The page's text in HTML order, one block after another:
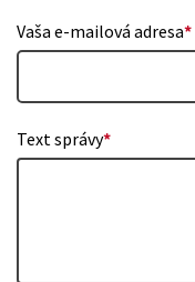
Vaša e-mailová adresa*
Text správy*